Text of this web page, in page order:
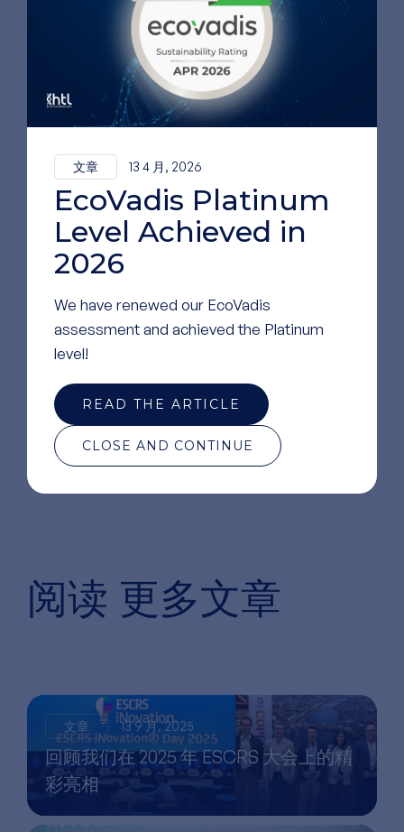
文章 13 4 月, 2026
EcoVadis Platinum
Level Achieved in
2026
We have renewed our EcoVadis
assessment and achieved the Platinum
level!
READ THE ARTICLE
CLOSE AND CONTINUE
LinkedIn
访问我们的 LINKEDIN 页面
阅读 更多文章
文章 13 9 月, 2025
回顾我们在 2025 年 ESCRS 大会上的精
彩亮相